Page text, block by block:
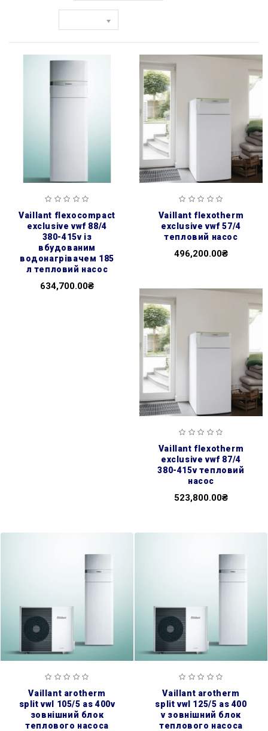
vaillant flexocompact
exclusive vwf 88/4
380-415v із
вбудованим
водонагрівачем 185
л тепловий насос
634,700.00₴
vaillant flexotherm
exclusive vwf 57/4
тепловий насос
496,200.00₴
vaillant flexotherm
exclusive vwf 87/4
380-415v тепловий
насос
523,800.00₴
vaillant arotherm
split vwl 105/5 as 400v
зовнішний блок
теплового насоса
vaillant arotherm
split vwl 125/5 as 400
v зовнішний блок
теплового насоса